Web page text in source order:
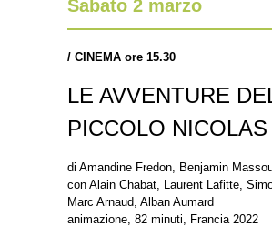
Sabato 2 marzo
/ CINEMA ore 15.30
LE AVVENTURE
PICCOLO NICOLAS
di Amandine Fredon, Benjamin
con Alain Chabat, Laurent Lafitte,
Marc Arnaud, Alban Aumard
animazione, 82 minuti, Francia 2022